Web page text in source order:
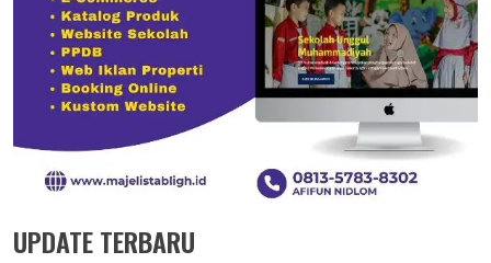
UPDATE TERBARU